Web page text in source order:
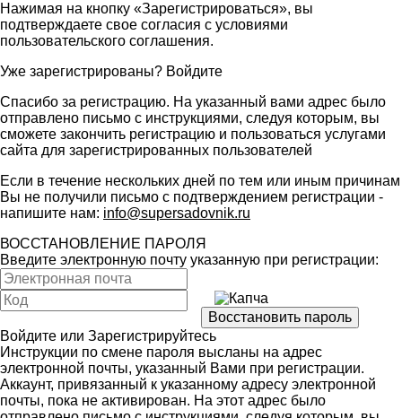
Нажимая на кнопку «Зарегистрироваться», вы
подтверждаете свое согласия с условиями
пользовательского соглашения.
Уже зарегистрированы? Войдите
Спасибо за регистрацию. На указанный вами адрес было
отправлено письмо с инструкциями, следуя которым, вы
сможете закончить регистрацию и пользоваться услугами
сайта для зарегистрированных пользователей
Если в течение нескольких дней по тем или иным причинам
Вы не получили письмо с подтверждением регистрации -
напишите нам: info@supersadovnik.ru
ВОССТАНОВЛЕНИЕ ПАРОЛЯ
Введите электронную почту указанную при регистрации:
Войдите или Зарегистрируйтесь
Инструкции по смене пароля высланы на адрес
электронной почты, указанный Вами при регистрации.
Аккаунт, привязанный к указанному адресу электронной
почты, пока не активирован. На этот адрес было